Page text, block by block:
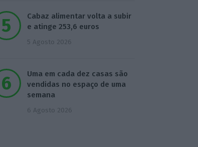
Cabaz alimentar volta a subir
e atinge 253,6 euros
5 Agosto 2026
Uma em cada dez casas são
vendidas no espaço de uma
semana
6 Agosto 2026